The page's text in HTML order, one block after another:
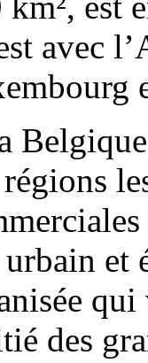
avec
régions
urbain et
des